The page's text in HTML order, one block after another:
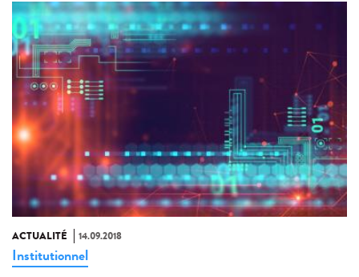
ACTUALITÉ 14.09.2018
Institutionnel